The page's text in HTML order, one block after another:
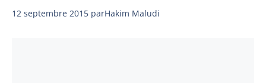
12 septembre 2015 parHakim Maludi